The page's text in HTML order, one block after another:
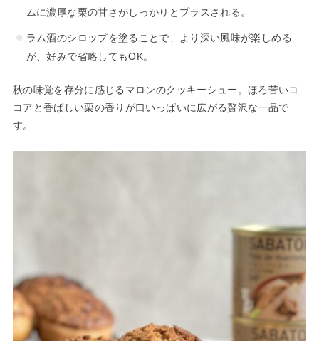
ムに濃厚な栗の甘さがしっかりとプラスされる。
ラム酒のシロップを塗ることで、より深い風味が楽しめる
が、好みで省略してもOK。
秋の味覚を存分に感じるマロンのクッキーシュー。ほろ苦いコ
コアと香ばしい栗の香りが口いっぱいに広がる贅沢な一品で
す。